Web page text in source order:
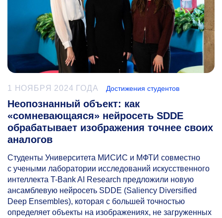
1 НОЯБРЯ 2024 ГОДА Достижения студентов
Неопознанный объект: как
«сомневающаяся» нейросеть SDDE
обрабатывает изображения точнее своих
аналогов
Студенты Университета МИСИС и МФТИ совместно
с учеными лаборатории исследований искусственного
интеллекта T-Bank AI Research предложили новую
ансамблевую нейросеть SDDE (Saliency Diversified
Deep Ensembles), которая с большей точностью
определяет объекты на изображениях, не загруженных